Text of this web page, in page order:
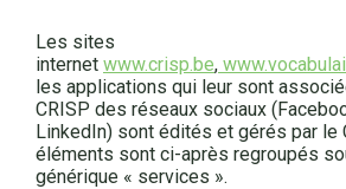
Les sites
internet www.crisp.be,
les applications qui leur sont
CRISP des réseaux sociaux
LinkedIn) sont édités et gérés par le
éléments sont ci-après regroupés
générique « services ».